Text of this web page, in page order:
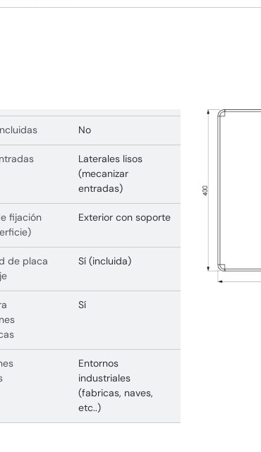
No
Laterales lisos
(mecanizar
entradas)
fijación
Exterior con soporte
de placa
Sí (incluida)
Sí
Entornos
industriales
(fabricas, naves,
etc..)